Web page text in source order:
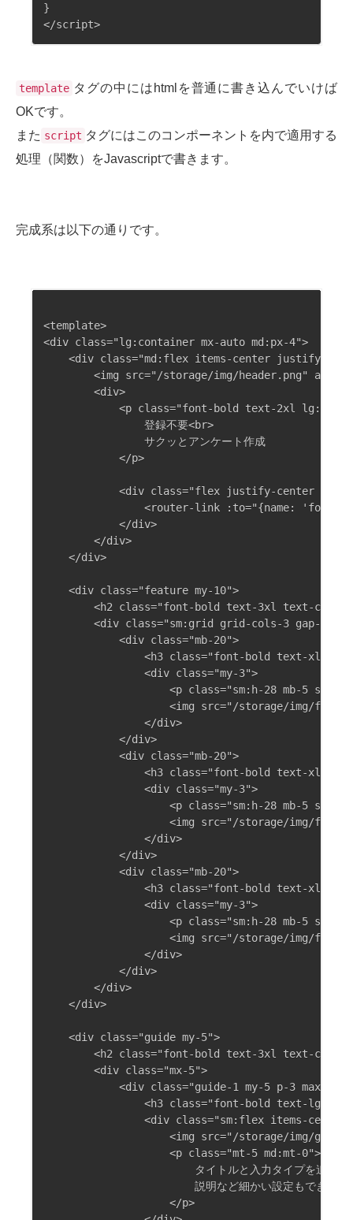
}
template タグの中にはhtmlを普通に書き込んでいけば
OKです。
また script タグにはこのコンポーネントを内で適用する
処理（関数）をJavascriptで書きます。
完成系は以下の通りです。
<template>
<div class="lg:container mx-auto md:px-4">
<div class="md:flex items-center justify-
<img src="/storage/img/header.png"
        <div>
<p class="font-bold text-2xl
                登録不要<br>
                サクッとアンケート作成
            </p>
<div class="flex justify-center
<router-link :to="{name:
            </div>
        </div>
    </div>
    <div class="feature my-10">
<h2 class="font-bold text-3xl text-
<div class="sm:grid grid-cols-3 gap-4
            <div class="mb-20">
<h3 class="font-bold text-xl
                <div class="my-3">
<p class="sm:h-28 mb-5 sm:mb-
<img src="/storage/img/
                </div>
            </div>
            <div class="mb-20">
<h3 class="font-bold text-xl
                <div class="my-3">
<p class="sm:h-28 mb-5 sm:mb-
<img src="/storage/img/
                </div>
            </div>
            <div class="mb-20">
<h3 class="font-bold text-xl
                <div class="my-3">
<p class="sm:h-28 mb-5 sm:mb-
<img src="/storage/img/
                </div>
            </div>
        </div>
    </div>
    <div class="guide my-5">
<h2 class="font-bold text-3xl text-
        <div class="mx-5">
<div class="guide-1 my-5 p-3 max-w-
<h3 class="font-bold text-lg
<div class="sm:flex items-center
<img src="/storage/img/
                    <p class="mt-5 md:mt-0">
タイトルと入力タイプを追加し
説明など細かい設定もできます
                    </p>